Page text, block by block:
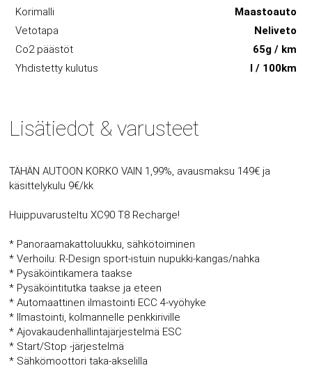
Korimalli
Maastoauto
Vetotapa
Neliveto
Co2 päästöt
65g / km
Yhdistetty kulutus
l / 100km
Lisätiedot & varusteet
TÄHÄN AUTOON KORKO VAIN 1,99%, avausmaksu 149€ ja
käsittelykulu 9€/kk
Huippuvarusteltu XC90 T8 Recharge!
* Panoraamakattoluukku, sähkötoiminen
* Verhoilu: R-Design sport-istuin nupukki-kangas/nahka
* Pysäköintikamera taakse
* Pysäköintitutka taakse ja eteen
* Automaattinen ilmastointi ECC 4-vyöhyke
* Ilmastointi, kolmannelle penkkiriville
* Ajovakaudenhallintajärjestelmä ESC
* Start/Stop -järjestelmä
* Sähkömoottori taka-akselilla